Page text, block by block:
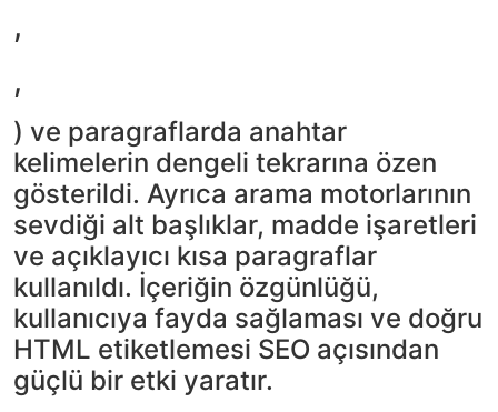
,
,
) ve paragraflarda anahtar
kelimelerin dengeli tekrarına özen
gösterildi. Ayrıca arama motorlarının
sevdiği alt başlıklar, madde işaretleri
ve açıklayıcı kısa paragraflar
kullanıldı. İçeriğin özgünlüğü,
kullanıcıya fayda sağlaması ve doğru
HTML etiketlemesi SEO açısından
güçlü bir etki yaratır.